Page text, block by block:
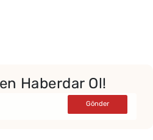
Haberdar Ol!